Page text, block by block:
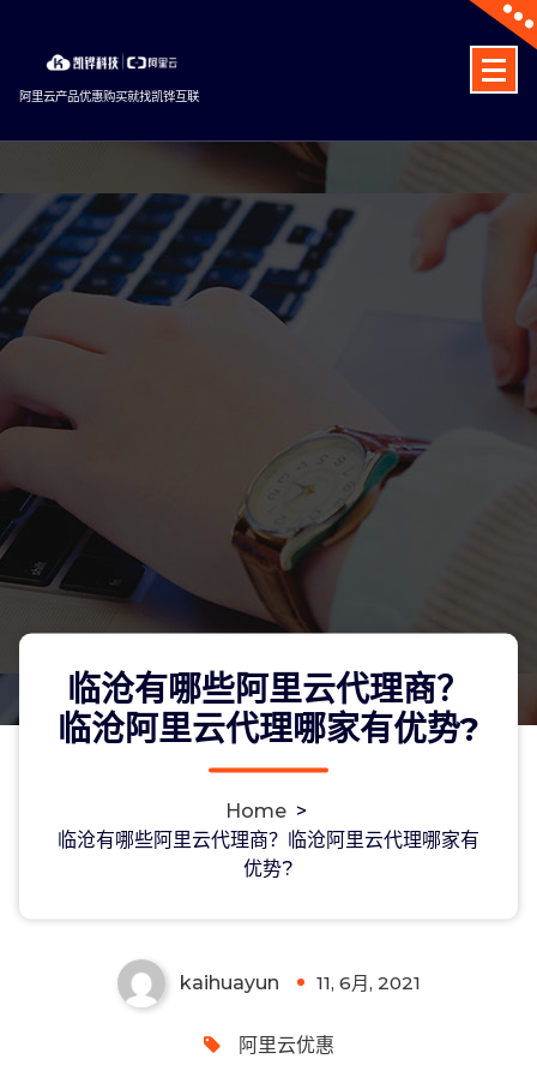
content
阿里云产品优惠购买就找凯铧互联
临沧有哪些阿里云代理商？
临沧阿里云代理哪家有优势?
Home >
临沧有哪些阿里云代理商？临沧阿里云代理哪家有
优势?
临沧有哪些阿里云代理商？临沧阿里云
代理哪家有优势?
kaihuayun 11, 6月, 2021
阿里云优惠